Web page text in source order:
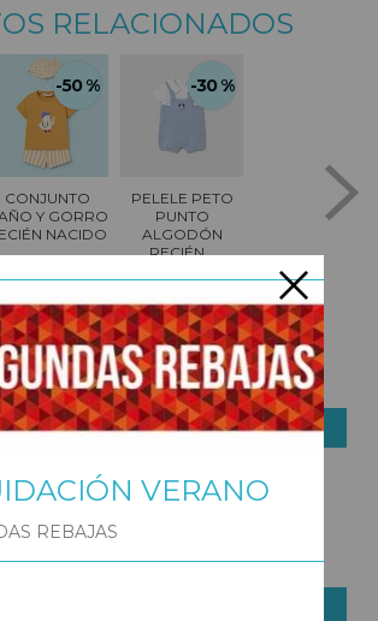
RELACIONADOS
-50 %
CONJUNTO
Y GORRO
NACIDO
€
27,95 €
-30 %
PELELE PETO
PUNTO
ALGODÓN
RECIÉN...
18,17 €
25,95 €
VERANO
REBAJAS